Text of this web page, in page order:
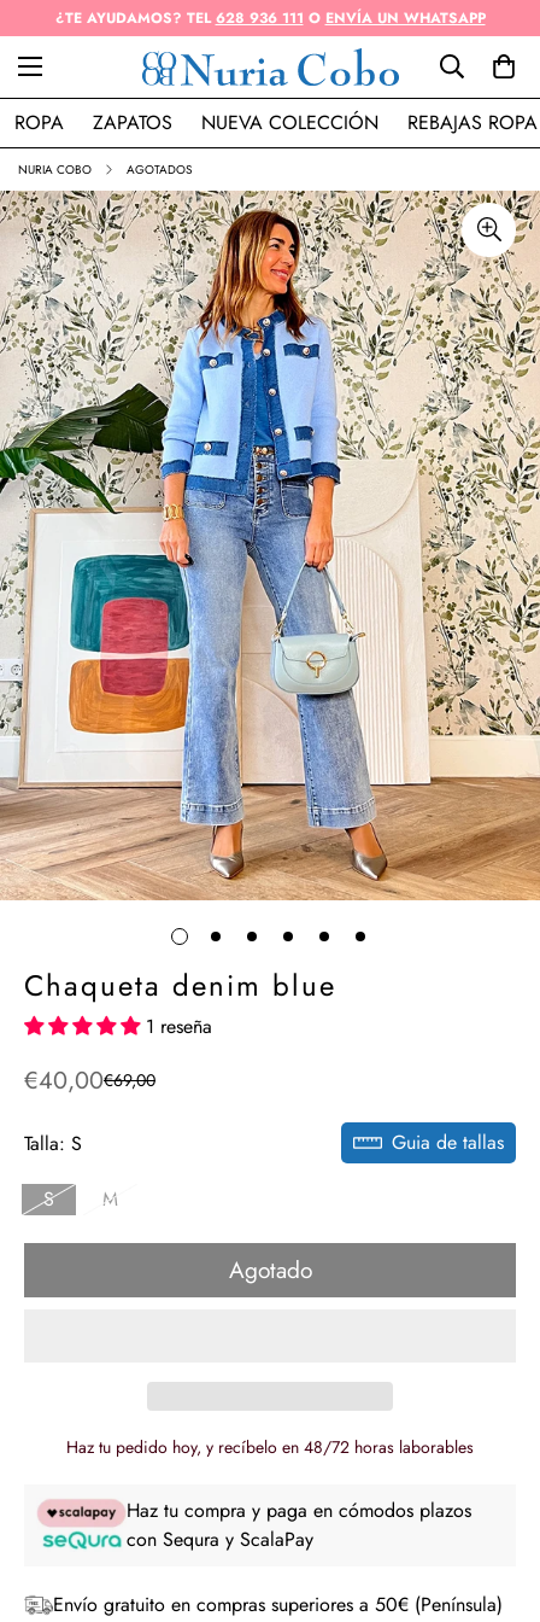
¿TE AYUDAMOS? TEL628 936 111 O ENVÍA UN WHATSAPP
ROPA ZAPATOS NUEVA COLECCIÓN REBAJAS ROPA
NURIA COBO AGOTADOS
Chaqueta denim blue
1 reseña
Precio
venta
€40,00
Precio
€69,00
Talla: S Guia de tallas
S M
Agotado
Haz tu pedido hoy, y recíbelo en 48/72 horas laborables
Haz tu compra y paga en cómodos plazos
con Sequra y ScalaPay
Envío gratuito en compras superiores a 50€ (Península)